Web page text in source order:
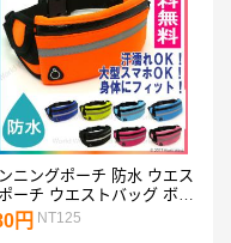
ングポーチ 防水 ウエス
ーチ ウエストバッグ ボト
ンニングバッグ ウォーキ
揺れない iPhone XS Max
円 NT125